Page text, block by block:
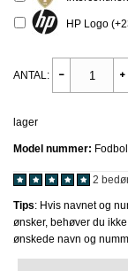
HP Logo
ANTAL:
lager
Model nummer:
2
Tips: Hvis navnet og
ønsker, behøver du
ønskede navn og